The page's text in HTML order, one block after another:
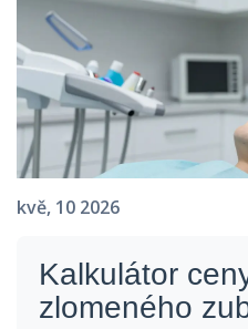
kvě, 10 2026
Kalkulátor
zlomeného